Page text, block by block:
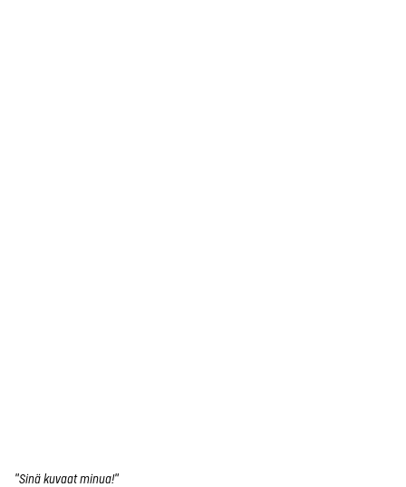
"Sinä kuvaat minua!"